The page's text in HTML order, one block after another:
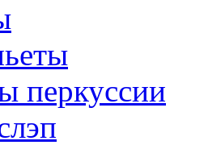
перкуссии